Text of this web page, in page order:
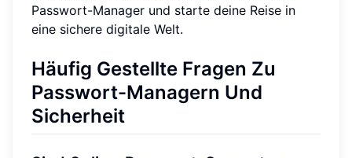
Passwort-Manager und starte deine Reise in
eine sichere digitale Welt.
Häufig Gestellte Fragen Zu
Passwort-Managern Und
Sicherheit